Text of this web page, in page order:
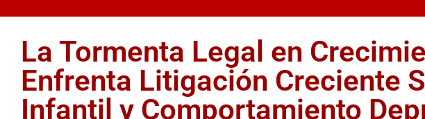
La Tormenta Legal en
Enfrenta Litigación Creciente
Infantil y Comportamiento